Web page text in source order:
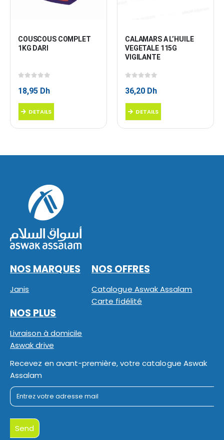
COUSCOUS COMPLET
1KG DARI
18,95 Dh
DETAILS
CALAMARS A L’HUILE
VEGETALE 115G
VIGILANTE
36,20 Dh
DETAILS
NOS MARQUES
Janis
NOS OFFRES
Catalogue Aswak Assalam
Carte fidélité
NOS PLUS
Livraison à domicile
Aswak drive
Recevez en avant-première, votre catalogue Aswak
Assalam